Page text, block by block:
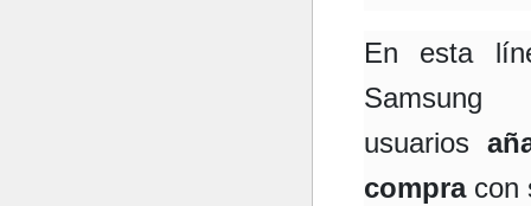
En esta
usuarios
compracon